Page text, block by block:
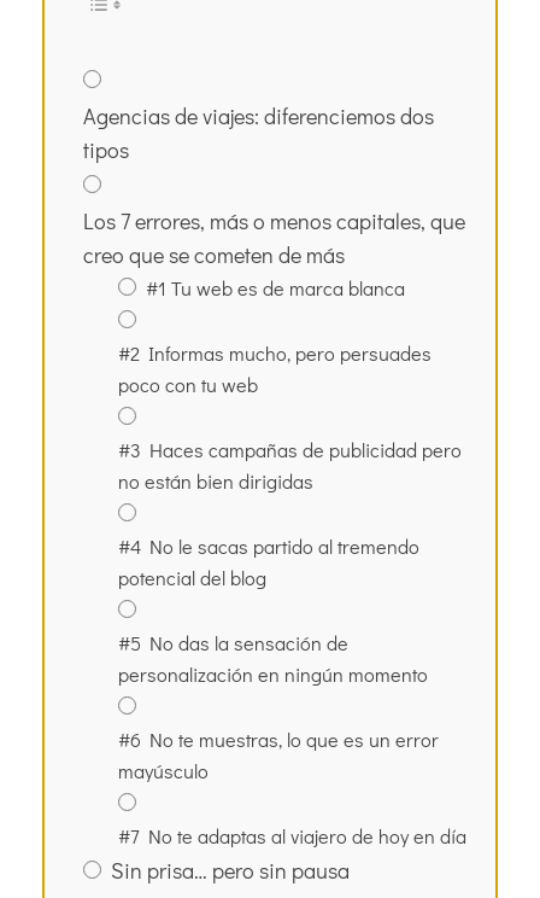
Agencias de viajes: diferenciemos dos
tipos
Los 7 errores, más o menos capitales, que
creo que se cometen de más
#1 Tu web es de marca blanca
#2 Informas mucho, pero persuades
poco con tu web
#3 Haces campañas de publicidad pero
no están bien dirigidas
#4 No le sacas partido al tremendo
potencial del blog
#5 No das la sensación de
personalización en ningún momento
#6 No te muestras, lo que es un error
mayúsculo
#7 No te adaptas al viajero de hoy en día
Sin prisa… pero sin pausa